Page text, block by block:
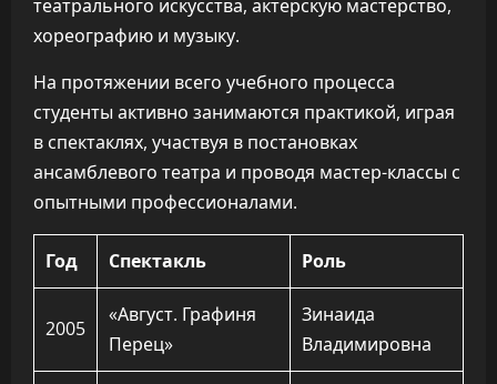
театрального искусства, актерскую мастерство,
хореографию и музыку.
На протяжении всего учебного процесса
студенты активно занимаются практикой, играя
в спектаклях, участвуя в постановках
ансамблевого театра и проводя мастер-классы с
опытными профессионалами.
Год Спектакль Роль
2005
«Август. Графиня
Перец»
Зинаида
Владимировна